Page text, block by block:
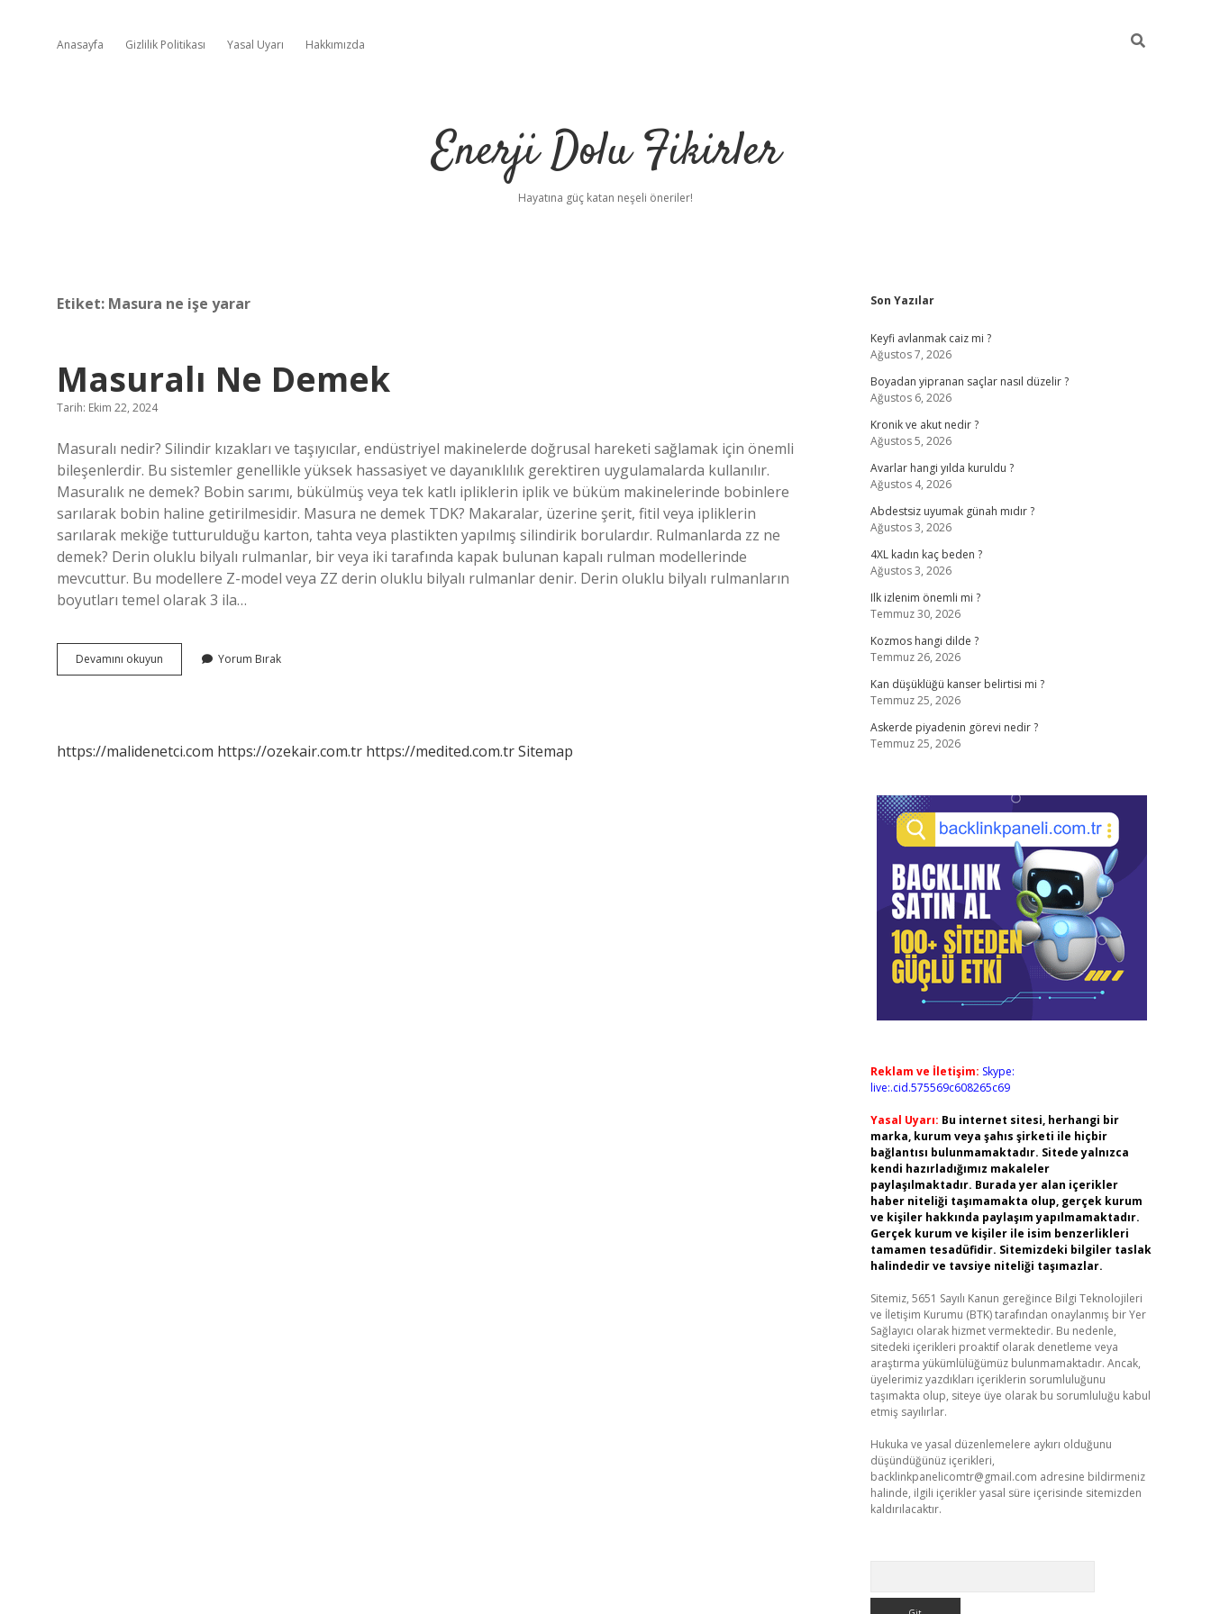
Anasayfa Gizlilik Politikası Yasal Uyarı Hakkımızda
Enerji Dolu Fikirler
Hayatına güç katan neşeli öneriler!
Etiket: Masura ne işe yarar
Masuralı Ne Demek
Tarih: Ekim 22, 2024
Masuralı nedir? Silindir kızakları ve taşıyıcılar, endüstriyel makinelerde doğrusal hareketi sağlamak için önemli
bileşenlerdir. Bu sistemler genellikle yüksek hassasiyet ve dayanıklılık gerektiren uygulamalarda kullanılır.
Masuralık ne demek? Bobin sarımı, bükülmüş veya tek katlı ipliklerin iplik ve büküm makinelerinde bobinlere
sarılarak bobin haline getirilmesidir. Masura ne demek TDK? Makaralar, üzerine şerit, fitil veya ipliklerin
sarılarak mekiğe tutturulduğu karton, tahta veya plastikten yapılmış silindirik borulardır. Rulmanlarda zz ne
demek? Derin oluklu bilyalı rulmanlar, bir veya iki tarafında kapak bulunan kapalı rulman modellerinde
mevcuttur. Bu modellere Z-model veya ZZ derin oluklu bilyalı rulmanlar denir. Derin oluklu bilyalı rulmanların
boyutları temel olarak 3 ila…
Devamını okuyun Masuralı
Ne
Yorum Bırak
https://malidenetci.com https://ozekair.com.tr https://medited.com.trSitemap
Sidebar
Son Yazılar
Keyfi avlanmak caiz mi ?
Ağustos 7, 2026
Boyadan yipranan saçlar nasıl düzelir ?
Ağustos 6, 2026
Kronik ve akut nedir ?
Ağustos 5, 2026
Avarlar hangi yılda kuruldu ?
Ağustos 4, 2026
Abdestsiz uyumak günah mıdır ?
Ağustos 3, 2026
4XL kadın kaç beden ?
Ağustos 3, 2026
Ilk izlenim önemli mi ?
Temmuz 30, 2026
Kozmos hangi dilde ?
Temmuz 26, 2026
Kan düşüklüğü kanser belirtisi mi ?
Temmuz 25, 2026
Askerde piyadenin görevi nedir ?
Temmuz 25, 2026
Reklam ve İletişim: Skype:
live:.cid.575569c608265c69
Yasal Uyarı: Bu internet sitesi, herhangi bir
marka, kurum veya şahıs şirketi ile hiçbir
bağlantısı bulunmamaktadır. Sitede yalnızca
kendi hazırladığımız makaleler
paylaşılmaktadır. Burada yer alan içerikler
haber niteliği taşımamakta olup, gerçek kurum
ve kişiler hakkında paylaşım yapılmamaktadır.
Gerçek kurum ve kişiler ile isim benzerlikleri
tamamen tesadüfidir. Sitemizdeki bilgiler taslak
halindedir ve tavsiye niteliği taşımazlar.
Sitemiz, 5651 Sayılı Kanun gereğince Bilgi Teknolojileri
ve İletişim Kurumu (BTK) tarafından onaylanmış bir Yer
Sağlayıcı olarak hizmet vermektedir. Bu nedenle,
sitedeki içerikleri proaktif olarak denetleme veya
araştırma yükümlülüğümüz bulunmamaktadır. Ancak,
üyelerimiz yazdıkları içeriklerin sorumluluğunu
taşımakta olup, siteye üye olarak bu sorumluluğu kabul
etmiş sayılırlar.
Hukuka ve yasal düzenlemelere aykırı olduğunu
düşündüğünüz içerikleri,
backlinkpanelicomtr@gmail.com adresine bildirmeniz
halinde, ilgili içerikler yasal süre içerisinde sitemizden
kaldırılacaktır.